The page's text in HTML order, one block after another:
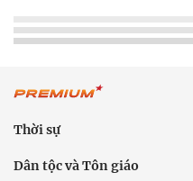
Thời sự
Dân tộc và Tôn giáo